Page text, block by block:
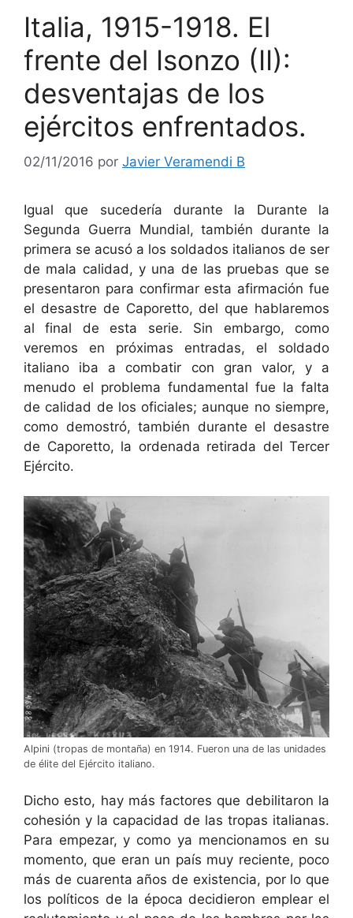
Italia, 1915-1918. El
frente del Isonzo (II):
desventajas de los
ejércitos enfrentados.
02/11/2016 por Javier Veramendi B
Igual que sucedería durante la Durante la
Segunda Guerra Mundial, también durante la
primera se acusó a los soldados italianos de ser
de mala calidad, y una de las pruebas que se
presentaron para confirmar esta afirmación fue
el desastre de Caporetto, del que hablaremos
al final de esta serie. Sin embargo, como
veremos en próximas entradas, el soldado
italiano iba a combatir con gran valor, y a
menudo el problema fundamental fue la falta
de calidad de los oficiales; aunque no siempre,
como demostró, también durante el desastre
de Caporetto, la ordenada retirada del Tercer
Ejército.
Alpini (tropas de montaña) en 1914. Fueron una de las unidades
de élite del Ejército italiano.
Dicho esto, hay más factores que debilitaron la
cohesión y la capacidad de las tropas italianas.
Para empezar, y como ya mencionamos en su
momento, que eran un país muy reciente, poco
más de cuarenta años de existencia, por lo que
los políticos de la época decidieron emplear el